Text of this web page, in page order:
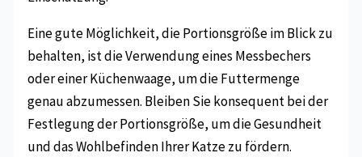
Eine gute Möglichkeit, die Portionsgröße im Blick zu
behalten, ist die Verwendung eines Messbechers
oder einer Küchenwaage, um die Futtermenge
genau abzumessen. Bleiben Sie konsequent bei der
Festlegung der Portionsgröße, um die Gesundheit
und das Wohlbefinden Ihrer Katze zu fördern.